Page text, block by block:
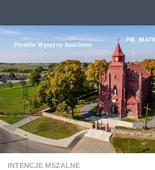
INTENCJE MSZALNE